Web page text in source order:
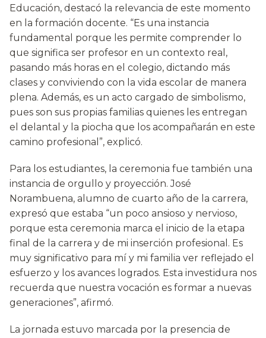
Educación, destacó la relevancia de este momento
en la formación docente. “Es una instancia
fundamental porque les permite comprender lo
que significa ser profesor en un contexto real,
pasando más horas en el colegio, dictando más
clases y conviviendo con la vida escolar de manera
plena. Además, es un acto cargado de simbolismo,
pues son sus propias familias quienes les entregan
el delantal y la piocha que los acompañarán en este
camino profesional”, explicó.
Para los estudiantes, la ceremonia fue también una
instancia de orgullo y proyección. José
Norambuena, alumno de cuarto año de la carrera,
expresó que estaba “un poco ansioso y nervioso,
porque esta ceremonia marca el inicio de la etapa
final de la carrera y de mi inserción profesional. Es
muy significativo para mí y mi familia ver reflejado el
esfuerzo y los avances logrados. Esta investidura nos
recuerda que nuestra vocación es formar a nuevas
generaciones”, afirmó.
La jornada estuvo marcada por la presencia de